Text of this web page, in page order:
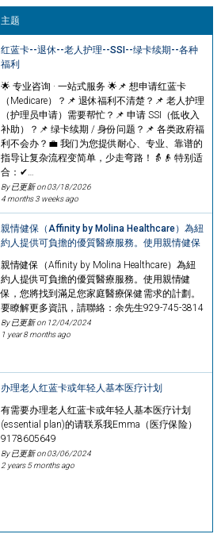
主题
红蓝卡--退休--老人护理--SSI--绿卡续期--各种
福利
🌟 专业咨询 · 一站式服务 🌟📌 想申请红蓝卡
（Medicare）？📌 退休福利不清楚？📌 老人护理
（护理员申请）需要帮忙？📌 申请 SSI（低收入
补助）？📌 绿卡续期 / 身份问题？📌 各类政府福
利不会办？💼 我们为您提供耐心、专业、靠谱的
指导让复杂流程变简单，少走弯路！👵👴 特别适
合：✔…
By 已更新 on03/18/2026
4 months 3 weeks ago
親情健保（Affinity by Molina Healthcare）為紐
約人提供可負擔的優質醫療服務。使用親情健保
親情健保（Affinity by Molina Healthcare）為紐
約人提供可負擔的優質醫療服務。使用親情健
保，您將找到滿足您家庭醫療保健需求的計劃。
要瞭解更多資訊，請聯絡：余先生929-745-3814
By 已更新 on 12/04/2024
1 year 8 months ago
办理老人红蓝卡或年轻人基本医疗计划
有需要办理老人红蓝卡或年轻人基本医疗计划
(essential plan)的请联系我Emma（医疗保险）
9178605649
By 已更新 on03/06/2024
2 years 5 months ago